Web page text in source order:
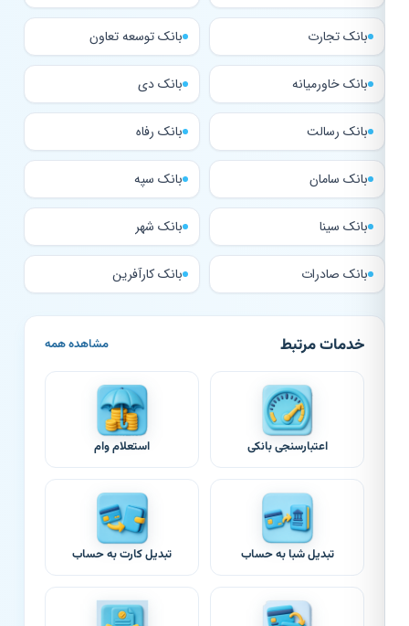
بانک تجارت بانک توسعه تعاون
بانک خاورمیانه بانک دی
بانک رسالت بانک رفاه
بانک سامان بانک سپه
بانک سینا بانک شهر
بانک صادرات بانک کارآفرین
خدمات مرتبط مشاهده همه
اعتبارسنجی بانکی استعلام وام
تبدیل شبا به حساب تبدیل کارت به حساب